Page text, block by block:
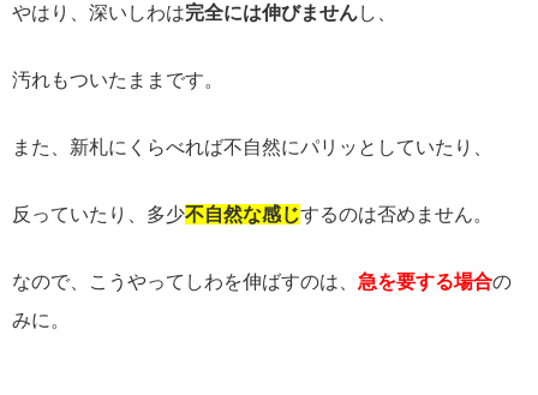
やはり、深いしわは完全には伸びませんし、
汚れもついたままです。
また、新札にくらべれば不自然にパリッとしていたり、
反っていたり、多少不自然な感じするのは否めません。
なので、こうやってしわを伸ばすのは、 急を要する場合の
みに。